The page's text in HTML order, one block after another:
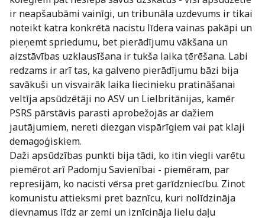
ir neapšaubāmi vainīgi, un tribunāla uzdevums ir tikai
noteikt katra konkrētā nacistu līdera vainas pakāpi un
pieņemt spriedumu, bet pierādījumu vākšana un
aizstāvības uzklausīšana ir tukša laika tērēšana. Labi
redzams ir arī tas, ka galveno pierādījumu bāzi bija
savākuši un visvairāk laika liecinieku pratināšanai
veltīja apsūdzētāji no ASV un Lielbritānijas, kamēr
PSRS pārstāvis parasti aprobežojās ar dažiem
jautājumiem, nereti diezgan vispārīgiem vai pat klaji
demagoģiskiem.
Daži apsūdzības punkti bija tādi, ko itin viegli varētu
piemērot arī Padomju Savienībai - piemēram, par
represijām, ko nacisti vērsa pret garīdzniecību. Zinot
komunistu attieksmi pret baznīcu, kuri nolīdzināja
dievnamus līdz ar zemi un iznīcināja lielu daļu